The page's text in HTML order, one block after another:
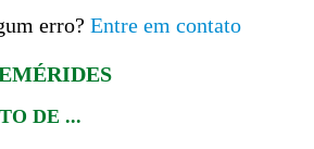
erro? Entre em contato
DE ...